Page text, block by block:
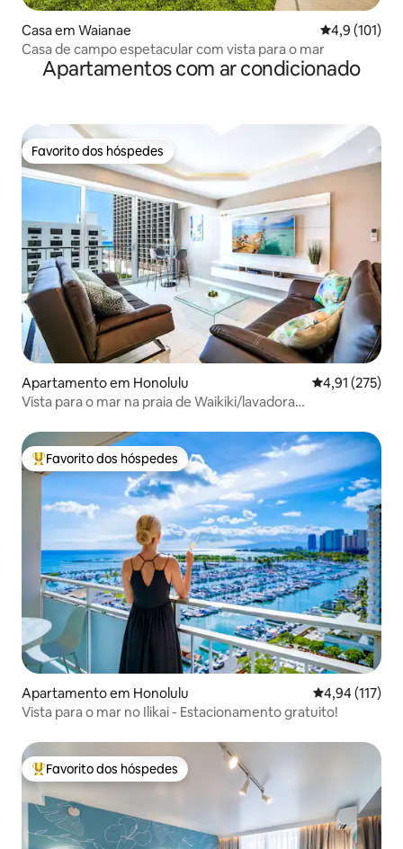
Casa em Waianae
4,9 (101)
Casa de campo espetacular com vista para o mar
Apartamentos com ar condicionado
Favorito dos hóspedes
Favorito dos hóspedes
Apartamento em Honolulu Classificação
4,91 (275)
Vista para o mar na praia de Waikiki/lavadora
Favoritos dos hóspedes mais apreciados
Favorito dos hóspedes
Apartamento em Honolulu Classificação
4,94 (117)
Vista para o mar no Ilikai - Estacionamento gratuito!
Favoritos dos hóspedes mais apreciados
Favorito dos hóspedes